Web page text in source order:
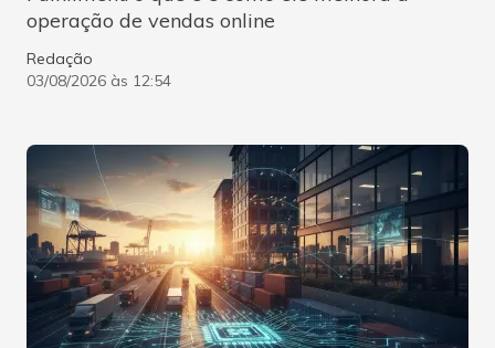
operação de vendas online
Redação
03/08/2026 às 12:54